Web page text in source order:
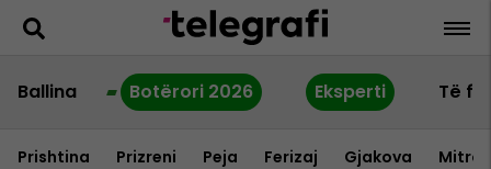
Ballina Botërori 2026 Eksperti Të
Prishtina Prizreni Peja Ferizaj Gjakova